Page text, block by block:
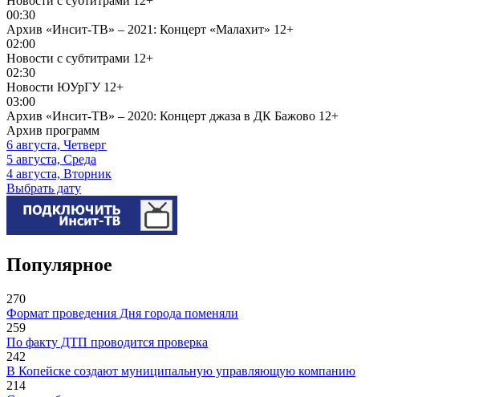
00:30
Архив «Инсит-ТВ» – 2021: Концерт «Малахит» 12+
02:00
Новости с субтитрами 12+
02:30
Новости ЮУрГУ 12+
03:00
Архив «Инсит-ТВ» – 2020: Концерт джаза в ДК Бажово 12+
Архив программ
6 августа, Четверг
5 августа, Среда
4 августа, Вторник
Выбрать дату
Популярное
270
Формат проведения Дня города поменяли
259
По факту ДТП проводится проверка
242
В Копейске создают муниципальную управляющую компанию
214